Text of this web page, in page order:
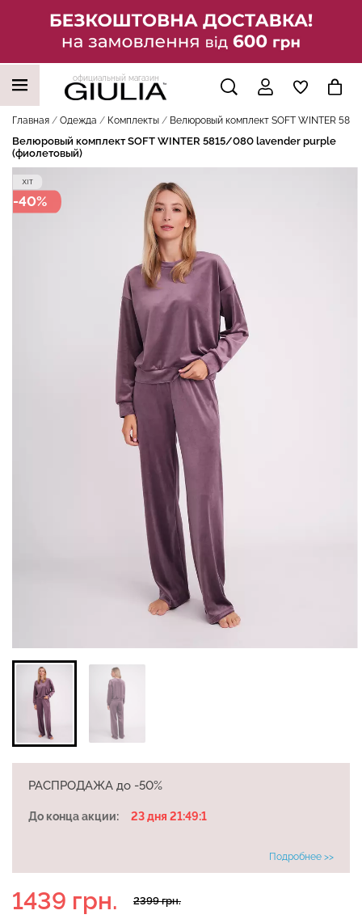
официальный магазин
Главная Одежда Комплекты Велюровый комплект SOFT WINTER
Велюровый комплект SOFT WINTER 5815/080 lavender purple
(фиолетовый)
-40%
РАСПРОДАЖА до -50%
До конца акции: 23 дня 21:49:1
Подробнее >>
2399 грн.
1439 грн.
НАШИ ТРЕНДОВЫЕ ТОВАРЫ
Бесшовные леггинсы из
микрофибры LEGGINGS
Велосипедки с высокой
(черный) Giulia
384 грн.
LEGGINGS (черный) Giulia
BRASILIAN SHAPEWEAR
369 грн.